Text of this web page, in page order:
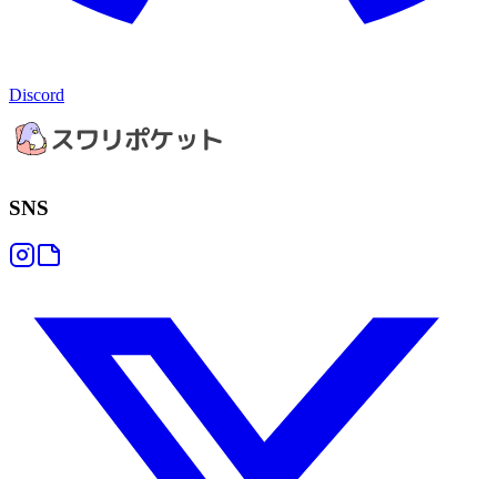
Discord
SNS